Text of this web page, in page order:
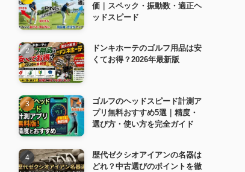
価｜スペック・振動数・適正ヘ
ッドスピード
ドンキホーテのゴルフ用品は安
くてお得？2026年最新版
ゴルフのヘッドスピード計測ア
プリ無料おすすめ5選｜精度・
選び方・使い方を完全ガイド
歴代ゼクシオアイアンの名器は
どれ？中古選びのポイントを徹